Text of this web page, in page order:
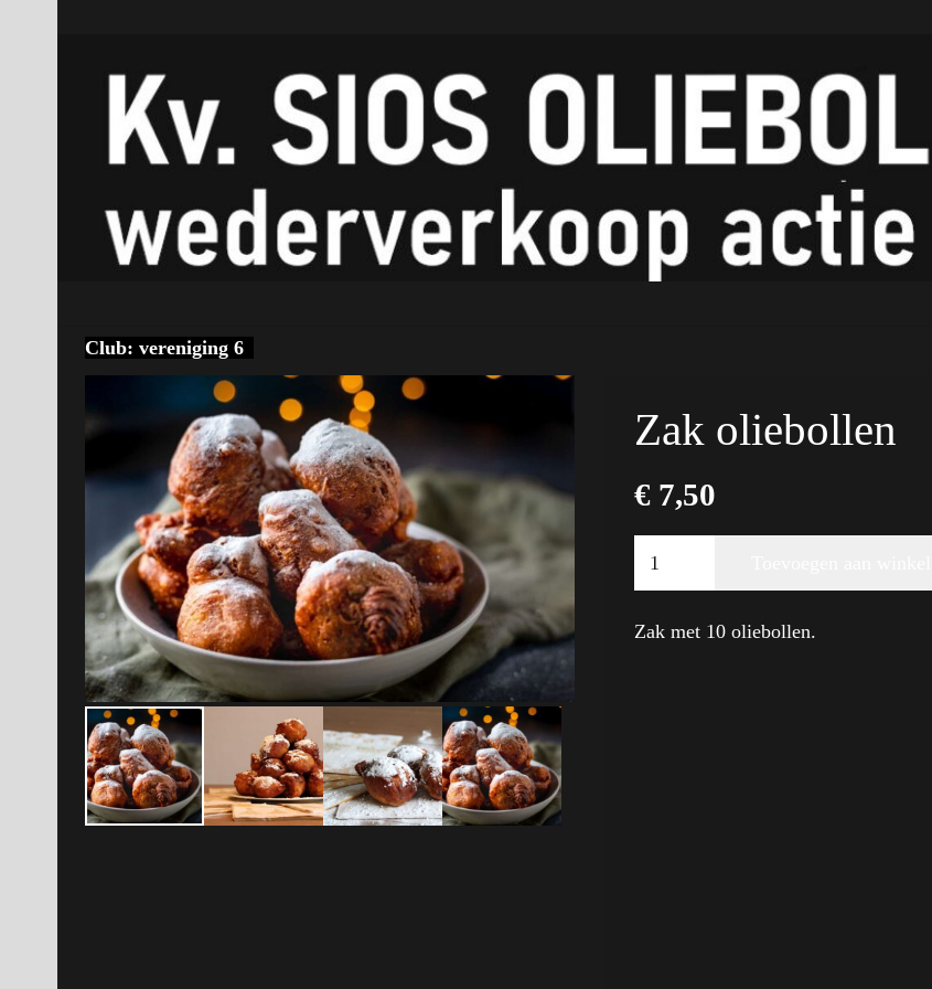
Club: vereniging 6
Zak oliebollen
€7,50
oliebollen
aantal
Alternative:
Zak met 10 oliebollen.